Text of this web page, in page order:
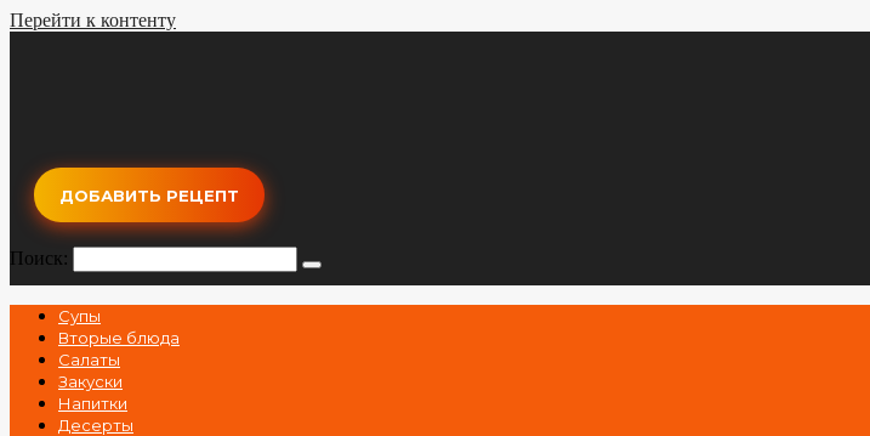
Перейти к контенту
ДОБАВИТЬ РЕЦЕПТ
Поиск:
Супы
Вторые блюда
Салаты
Закуски
Напитки
Десерты